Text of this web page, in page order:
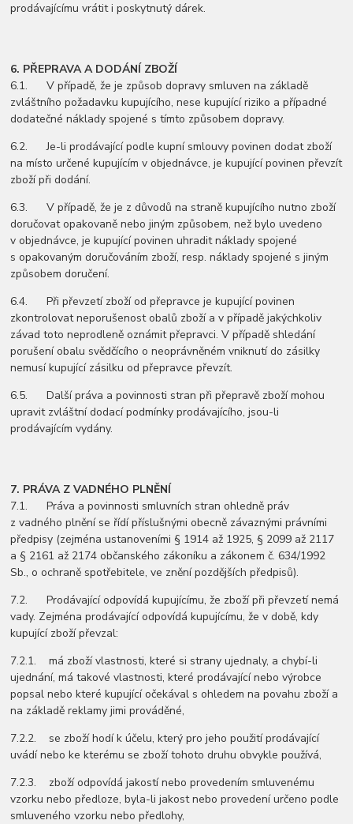
prodávajícímu vrátit i poskytnutý dárek.
6. PŘEPRAVA A DODÁNÍ ZBOŽÍ
6.1. V případě, že je způsob dopravy smluven na základě
zvláštního požadavku kupujícího, nese kupující riziko a případné
dodatečné náklady spojené s tímto způsobem dopravy.
6.2. Je-li prodávající podle kupní smlouvy povinen dodat zboží
na místo určené kupujícím v objednávce, je kupující povinen převzít
zboží při dodání.
6.3. V případě, že je z důvodů na straně kupujícího nutno zboží
doručovat opakovaně nebo jiným způsobem, než bylo uvedeno
v objednávce, je kupující povinen uhradit náklady spojené
s opakovaným doručováním zboží, resp. náklady spojené s jiným
způsobem doručení.
6.4. Při převzetí zboží od přepravce je kupující povinen
zkontrolovat neporušenost obalů zboží a v případě jakýchkoliv
závad toto neprodleně oznámit přepravci. V případě shledání
porušení obalu svědčícího o neoprávněném vniknutí do zásilky
nemusí kupující zásilku od přepravce převzít.
6.5. Další práva a povinnosti stran při přepravě zboží mohou
upravit zvláštní dodací podmínky prodávajícího, jsou-li
prodávajícím vydány.
7. PRÁVA Z VADNÉHO PLNĚNÍ
7.1. Práva a povinnosti smluvních stran ohledně práv
z vadného plnění se řídí příslušnými obecně závaznými právními
předpisy (zejména ustanoveními § 1914 až 1925, § 2099 až 2117
a § 2161 až 2174 občanského zákoníku a zákonem č. 634/1992
Sb., o ochraně spotřebitele, ve znění pozdějších předpisů).
7.2. Prodávající odpovídá kupujícímu, že zboží při převzetí nemá
vady. Zejména prodávající odpovídá kupujícímu, že v době, kdy
kupující zboží převzal:
7.2.1. má zboží vlastnosti, které si strany ujednaly, a chybí-li
ujednání, má takové vlastnosti, které prodávající nebo výrobce
popsal nebo které kupující očekával s ohledem na povahu zboží a
na základě reklamy jimi prováděné,
7.2.2. se zboží hodí k účelu, který pro jeho použití prodávající
uvádí nebo ke kterému se zboží tohoto druhu obvykle používá,
7.2.3. zboží odpovídá jakostí nebo provedením smluvenému
vzorku nebo předloze, byla-li jakost nebo provedení určeno podle
smluveného vzorku nebo předlohy,